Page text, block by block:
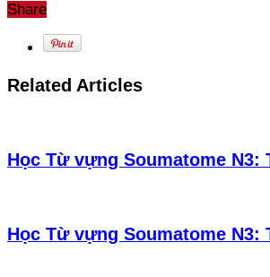
Share
Related Articles
Học Từ vựng Soumatome N3:
Học Từ vựng Soumatome N3: